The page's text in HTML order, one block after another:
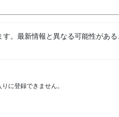
。最新情報と異なる可能性があ
に登録できません。